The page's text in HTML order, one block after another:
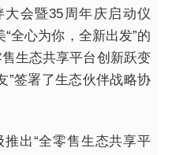
会暨35周年庆启动仪
全心为你，全新出发”的
生态共享平台创新跃变
”签署了生态伙伴战略协
出“全零售生态共享平